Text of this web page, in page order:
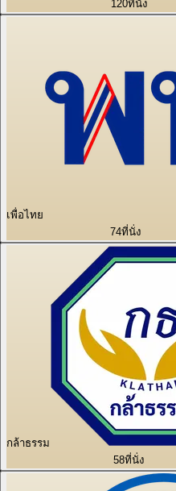
120ที่นั่ง
เพื่อไทย
74ที่นั่ง
กล้าธรรม
58ที่นั่ง